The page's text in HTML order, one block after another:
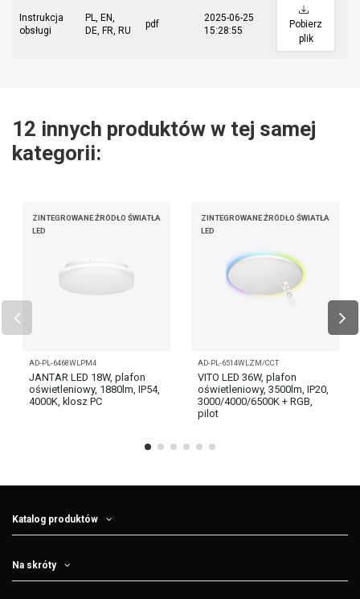
Instrukcja
obsługi
PL, EN,
DE, FR, RU
pdf
2025-06-25
15:28:55
Pobierz
plik
12 innych produktów w tej samej
kategorii:
ZINTEGROWANE ŹRÓDŁO ŚWIATŁA
LED
AD-PL-6468WLPM4
JANTAR LED 18W, plafon
oświetleniowy, 1880lm, IP54,
4000K, klosz PC
ZINTEGROWANE ŹRÓDŁO ŚWIATŁA
LED
AD-PL-6514WLZM/CCT
VITO LED 36W, plafon
oświetleniowy, 3500lm, IP20,
3000/4000/6500K + RGB,
pilot
Katalog produktów
Na skróty